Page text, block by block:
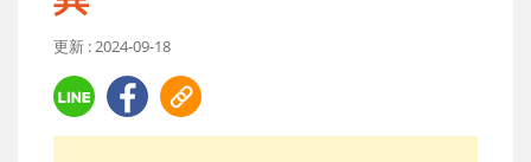
更新 : 2024-09-18